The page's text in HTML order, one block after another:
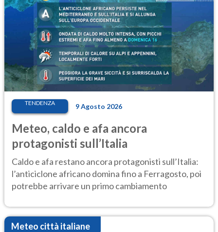
TENDENZA 9 Agosto 2026
Meteo, caldo e afa ancora
protagonisti sull’Italia
Caldo e afa restano ancora protagonisti sull’Italia:
l’anticiclone africano domina fino a Ferragosto, poi
potrebbe arrivare un primo cambiamento
Meteo città italiane